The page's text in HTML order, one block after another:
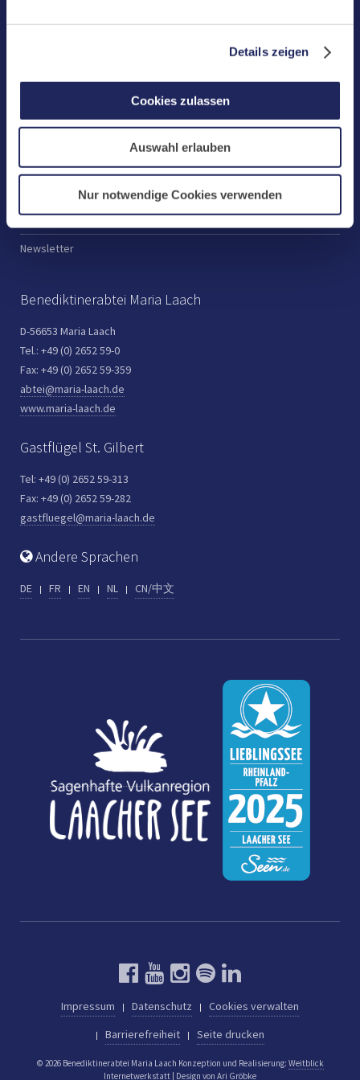
Details zeigen
Cookies zulassen
Auswahl erlauben
Nur notwendige Cookies verwenden
Klosterbetriebe
Te Deum
Shops
Jobs
Newsletter
Benediktinerabtei Maria Laach
D-56653 Maria Laach
Tel.: +49 (0) 2652 59-0
Fax: +49 (0) 2652 59-359
abtei@maria-laach.de
www.maria-laach.de
Gastflügel St. Gilbert
Tel: +49 (0) 2652 59-313
Fax: +49 (0) 2652 59-282
gastfluegel@maria-laach.de
Andere Sprachen
DE FR EN NL CN/中文
Impressum Datenschutz
Cookies verwalten
Barrierefreiheit
Seite drucken
© 2026 Benediktinerabtei Maria Laach Konzeption und Realisierung: Weitblick
Internetwerkstatt | Design von Ari Gröbke